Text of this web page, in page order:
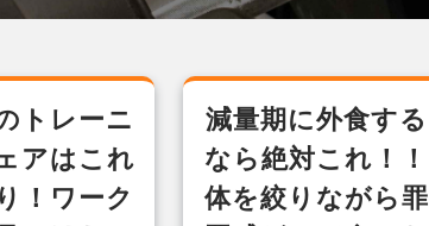
トレーニ
アはこれ
！ワーク
減量期に外食する
なら絶対これ！！
体を絞りながら罪